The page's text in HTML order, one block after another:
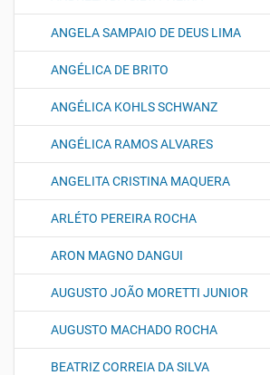
ANGELA SAMPAIO DE DEUS LIMA
ANGÉLICA DE BRITO
ANGÉLICA KOHLS SCHWANZ
ANGÉLICA RAMOS ALVARES
ANGELITA CRISTINA MAQUERA
ARLÉTO PEREIRA ROCHA
ARON MAGNO DANGUI
AUGUSTO JOÃO MORETTI JUNIOR
AUGUSTO MACHADO ROCHA
BEATRIZ CORREIA DA SILVA